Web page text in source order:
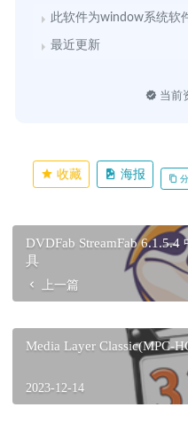
此软件为window系统软
最近更新
当前
收藏 海报
DVDFab StreamFab
具
上一篇
Media Layer Classic(MPC-
2023-12-14